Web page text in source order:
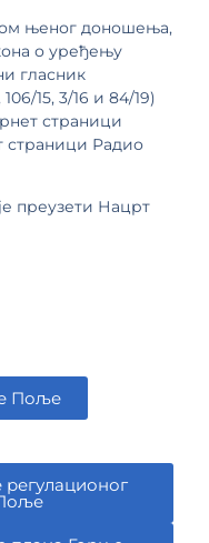
њеног доношења,
о уређењу
гласник
15, 3/16 и 84/19)
страници
страници Радио
преузети Нацрт
Поље
регулационог